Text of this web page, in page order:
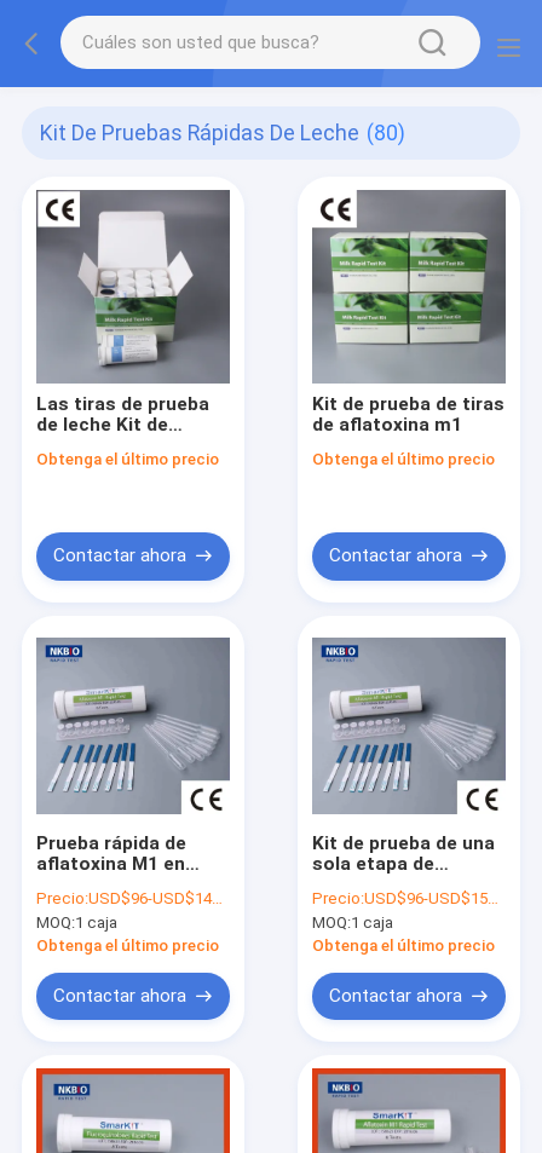
Kit De Pruebas Rápidas De Leche (80)
Las tiras de prueba
de leche Kit de
de prueba rápida de
de antibióticos
Obtenga el último precio
Contactar ahora
Kit de prueba de tiras
de aflatoxina m1
Obtenga el último precio
Contactar ahora
Prueba rápida de
aflatoxina M1 en
antibióticos en leche
Precio:USD$96-USD$148 Per box
MOQ:1 caja
Obtenga el último precio
Contactar ahora
Kit de prueba de una
sola etapa de
de aflatoxina M1 para
leche
Precio:USD$96-USD$158 Per box
MOQ:1 caja
Obtenga el último precio
Contactar ahora